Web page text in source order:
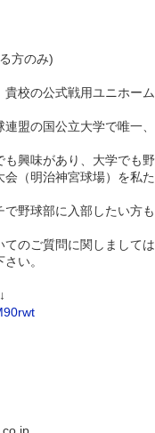
方のみ)
校の公式戦用ユニホー
盟の国公立大学で唯一
興味があり、大学でも
（明治神宮球場）を私
で野球部に入部したい方
のご質問に関しまして
い。